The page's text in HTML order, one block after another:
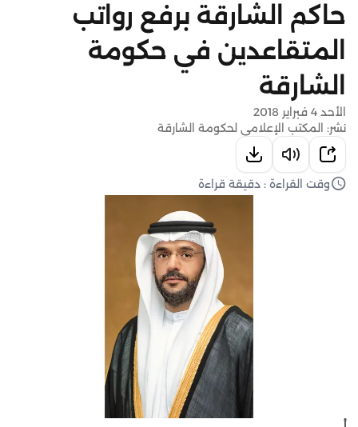
حاكم الشارقة برفع رواتب
المتقاعدين في حكومة
الشارقة
الأحد 4 فبراير 2018
نشر: المكتب الإعلامي لحكومة الشارقة
وقت القراءة : دقيقة قراءة